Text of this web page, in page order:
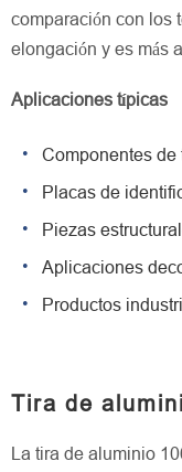
comparación con los
elongación y es más
Aplicaciones típicas
Componentes de
Placas de
Piezas
Aplicaciones
Productos
Tira de
La tira de aluminio